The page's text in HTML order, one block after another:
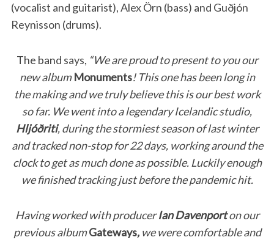
(vocalist and guitarist), Alex Örn (bass) and Guðjón
Reynisson (drums).
The band says, “We are proud to present to you our
new albumMonuments! This one has been long in
the making and we truly believe this is our best work
so far. We went into a legendary Icelandic studio,
Hljóðriti, during the stormiest season of last winter
and tracked non-stop for 22 days, working around the
clock to get as much done as possible. Luckily enough
we finished tracking just before the pandemic hit.
Having worked with producerIan Davenporton our
previous albumGateways,we were comfortable and